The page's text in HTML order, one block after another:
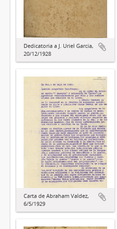
Dedicatoria a J. Uriel García,
20/12/1928
Carta de Abraham Valdez,
6/5/1929